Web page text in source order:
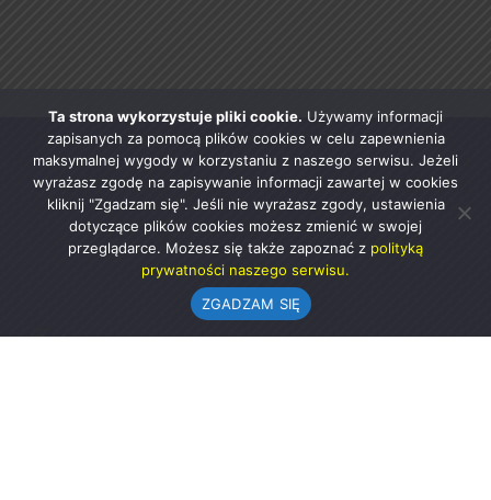
Ta strona wykorzystuje pliki cookie. Używamy informacji
zapisanych za pomocą plików cookies w celu zapewnienia
maksymalnej wygody w korzystaniu z naszego serwisu. Jeżeli
wyrażasz zgodę na zapisywanie informacji zawartej w cookies
kliknij "Zgadzam się". Jeśli nie wyrażasz zgody, ustawienia
dotyczące plików cookies możesz zmienić w swojej
przeglądarce. Możesz się także zapoznać z polityką
prywatności naszego serwisu.
ZGADZAM SIĘ